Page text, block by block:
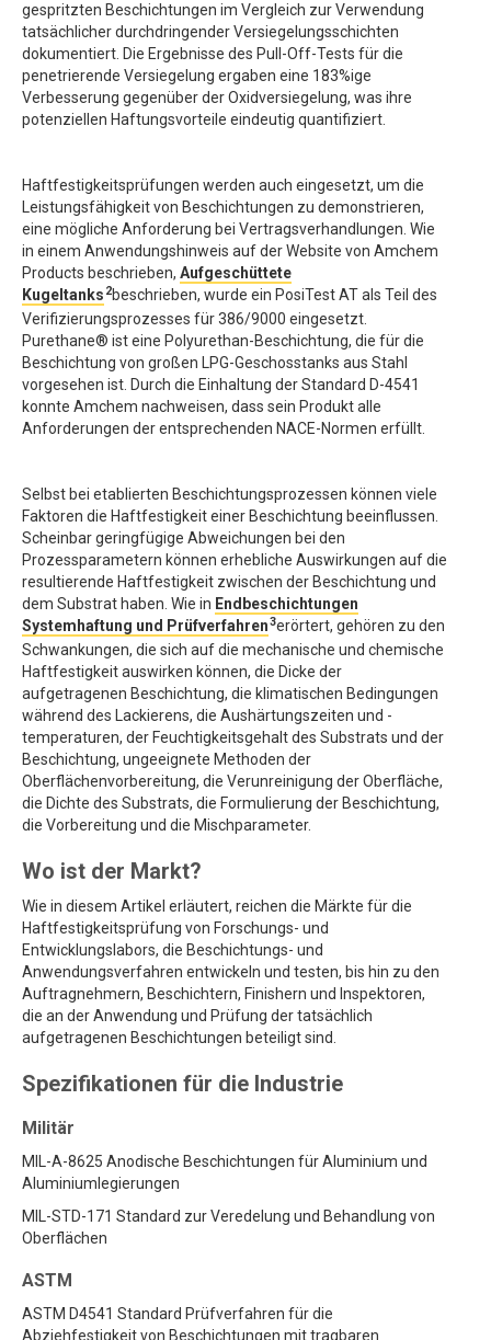
gespritzten Beschichtungen im Vergleich zur Verwendung
tatsächlicher durchdringender Versiegelungsschichten
dokumentiert. Die Ergebnisse des Pull-Off-Tests für die
penetrierende Versiegelung ergaben eine 183%ige
Verbesserung gegenüber der Oxidversiegelung, was ihre
potenziellen Haftungsvorteile eindeutig quantifiziert.
Haftfestigkeitsprüfungen werden auch eingesetzt, um die
Leistungsfähigkeit von Beschichtungen zu demonstrieren,
eine mögliche Anforderung bei Vertragsverhandlungen. Wie
in einem Anwendungshinweis auf der Website von Amchem
Products beschrieben, Aufgeschüttete
Kugeltanks 2beschrieben, wurde ein PosiTest AT als Teil des
Verifizierungsprozesses für 386/9000 eingesetzt.
Purethane® ist eine Polyurethan-Beschichtung, die für die
Beschichtung von großen LPG-Geschosstanks aus Stahl
vorgesehen ist. Durch die Einhaltung der Standard D-4541
konnte Amchem nachweisen, dass sein Produkt alle
Anforderungen der entsprechenden NACE-Normen erfüllt.
Selbst bei etablierten Beschichtungsprozessen können viele
Faktoren die Haftfestigkeit einer Beschichtung beeinflussen.
Scheinbar geringfügige Abweichungen bei den
Prozessparametern können erhebliche Auswirkungen auf die
resultierende Haftfestigkeit zwischen der Beschichtung und
dem Substrat haben. Wie in Endbeschichtungen
Systemhaftung und Prüfverfahren3erörtert, gehören zu den
Schwankungen, die sich auf die mechanische und chemische
Haftfestigkeit auswirken können, die Dicke der
aufgetragenen Beschichtung, die klimatischen Bedingungen
während des Lackierens, die Aushärtungszeiten und -
temperaturen, der Feuchtigkeitsgehalt des Substrats und der
Beschichtung, ungeeignete Methoden der
Oberflächenvorbereitung, die Verunreinigung der Oberfläche,
die Dichte des Substrats, die Formulierung der Beschichtung,
die Vorbereitung und die Mischparameter.
Wo ist der Markt?
Wie in diesem Artikel erläutert, reichen die Märkte für die
Haftfestigkeitsprüfung von Forschungs- und
Entwicklungslabors, die Beschichtungs- und
Anwendungsverfahren entwickeln und testen, bis hin zu den
Auftragnehmern, Beschichtern, Finishern und Inspektoren,
die an der Anwendung und Prüfung der tatsächlich
aufgetragenen Beschichtungen beteiligt sind.
Spezifikationen für die Industrie
Militär
MIL-A-8625 Anodische Beschichtungen für Aluminium und
Aluminiumlegierungen
MIL-STD-171 Standard zur Veredelung und Behandlung von
Oberflächen
ASTM
ASTM D4541 Standard Prüfverfahren für die
Abziehfestigkeit von Beschichtungen mit tragbaren